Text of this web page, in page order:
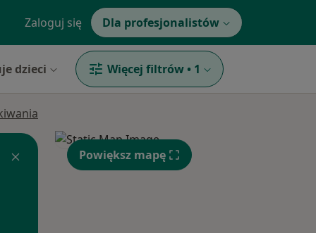
Zaloguj się Dla profesjonalistów
dzieci Więcej filtrów • 1
Powiększ mapę